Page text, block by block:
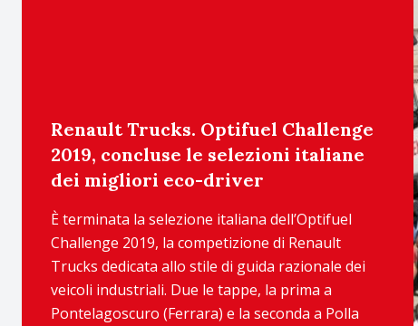
Renault Trucks. Optifuel Challenge
2019, concluse le selezioni italiane
dei migliori eco-driver
È terminata la selezione italiana dell’Optifuel
Challenge 2019, la competizione di Renault
Trucks dedicata allo stile di guida razionale dei
veicoli industriali. Due le tappe, la prima a
Pontelagoscuro (Ferrara) e la seconda a Polla